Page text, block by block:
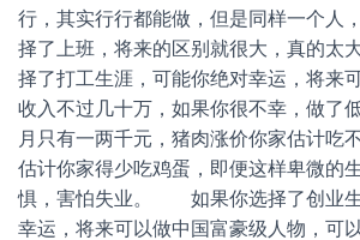
行，其实行行都能做，但是同样一个人
择了上班，将来的区别就很大，真的
择了打工生涯，可能你绝对幸运，将来
收入不过几十万，如果你很不幸，做了
月只有一两千元，猪肉涨价你家估计吃
估计你家得少吃鸡蛋，即便这样卑微的
惧，害怕失业。 如果你选择了创业生
幸运，将来可以做中国富豪级人物，可